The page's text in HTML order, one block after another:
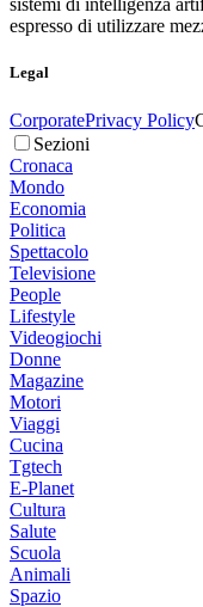
sistemi di intelligenza
espresso di utilizzare
Legal
CorporatePrivacy Policy
Sezioni
Cronaca
Mondo
Economia
Politica
Spettacolo
Televisione
People
Lifestyle
Videogiochi
Donne
Magazine
Motori
Viaggi
Cucina
Tgtech
E-Planet
Cultura
Salute
Scuola
Animali
Spazio